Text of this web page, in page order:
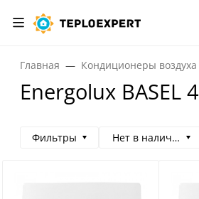
Главная Кондиционеры воздуха
Energolux BASEL 4
Фильтры Нет в наличии